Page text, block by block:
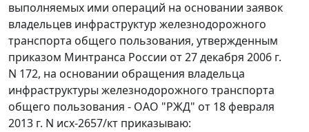
выполняемых ими операций на основании заявок
владельцев инфраструктур железнодорожного
транспорта общего пользования, утвержденным
приказом Минтранса России от 27 декабря 2006 г.
N 172, на основании обращения владельца
инфраструктуры железнодорожного транспорта
общего пользования - ОАО "РЖД" от 18 февраля
2013 г. N исх-2657/кт приказываю: